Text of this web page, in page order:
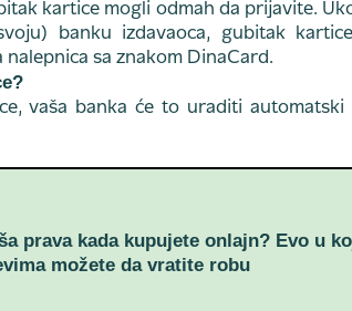
kartice mogli odmah da prijavite.
banku izdavaoca, gubitak
sa znakom DinaCard.
vaša banka će to uraditi automatski
prava kada kupujete onlajn? Evo u
možete da vratite robu